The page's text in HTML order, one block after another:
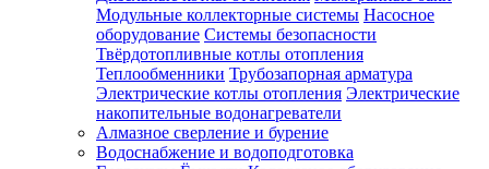
Модульные коллекторные системы Насосное
оборудование Системы безопасности
Твёрдотопливные котлы отопления
Теплообменники Трубозапорная арматура
Электрические котлы отопления Электрические
накопительные водонагреватели
Алмазное сверление и бурение
Водоснабжение и водоподготовка